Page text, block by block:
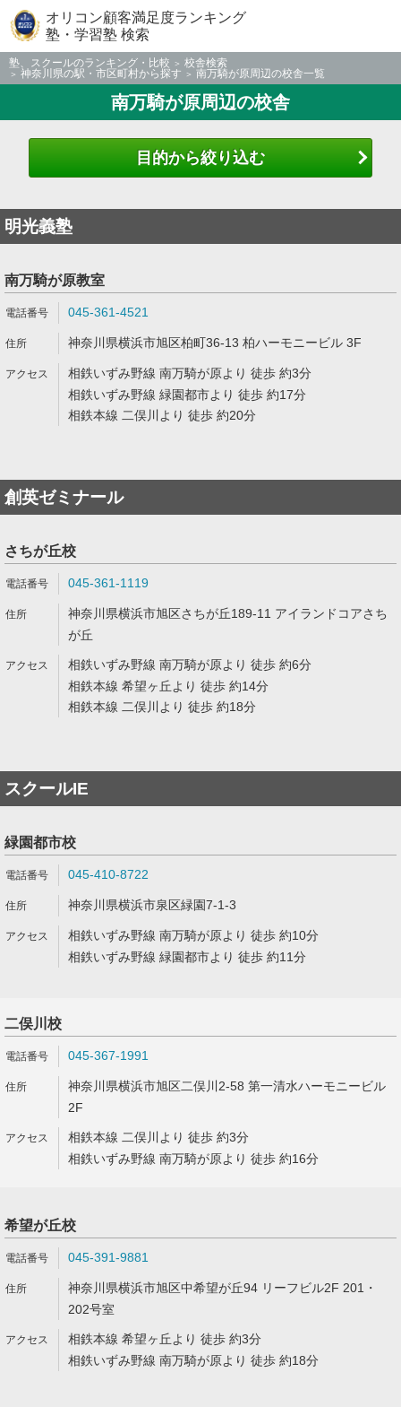
オリコン顧客満足度ランキング
塾・学習塾 検索
塾、スクールのランキング・比較
校舎検索
神奈川県の駅・市区町村から探す
南万騎が原周辺の校舎一覧
南万騎が原周辺の校舎
目的から絞り込む
明光義塾
南万騎が原教室
045-361-4521
神奈川県横浜市旭区柏町36-13 柏ハーモニービル 3F
相鉄いずみ野線 南万騎が原より 徒歩 約3分
相鉄いずみ野線 緑園都市より 徒歩 約17分
相鉄本線 二俣川より 徒歩 約20分
創英ゼミナール
さちが丘校
045-361-1119
神奈川県横浜市旭区さちが丘189-11 アイランドコアさち
が丘
相鉄いずみ野線 南万騎が原より 徒歩 約6分
相鉄本線 希望ヶ丘より 徒歩 約14分
相鉄本線 二俣川より 徒歩 約18分
スクールIE
緑園都市校
045-410-8722
神奈川県横浜市泉区緑園7-1-3
相鉄いずみ野線 南万騎が原より 徒歩 約10分
相鉄いずみ野線 緑園都市より 徒歩 約11分
二俣川校
045-367-1991
神奈川県横浜市旭区二俣川2-58 第一清水ハーモニービル
2F
相鉄本線 二俣川より 徒歩 約3分
相鉄いずみ野線 南万騎が原より 徒歩 約16分
希望が丘校
045-391-9881
神奈川県横浜市旭区中希望が丘94 リーフビル2F 201・
202号室
相鉄本線 希望ヶ丘より 徒歩 約3分
相鉄いずみ野線 南万騎が原より 徒歩 約18分